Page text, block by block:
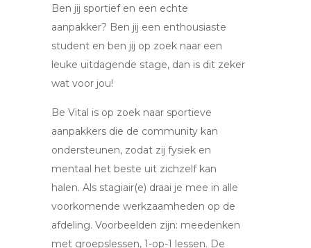
Ben jij sportief en een echte
aanpakker? Ben jij een enthousiaste
student en ben jij op zoek naar een
leuke uitdagende stage, dan is dit zeker
wat voor jou!
Be Vital is op zoek naar sportieve
aanpakkers die de community kan
ondersteunen, zodat zij fysiek en
mentaal het beste uit zichzelf kan
halen. Als stagiair(e) draai je mee in alle
voorkomende werkzaamheden op de
afdeling. Voorbeelden zijn: meedenken
met groepslessen, 1-op-1 lessen. De